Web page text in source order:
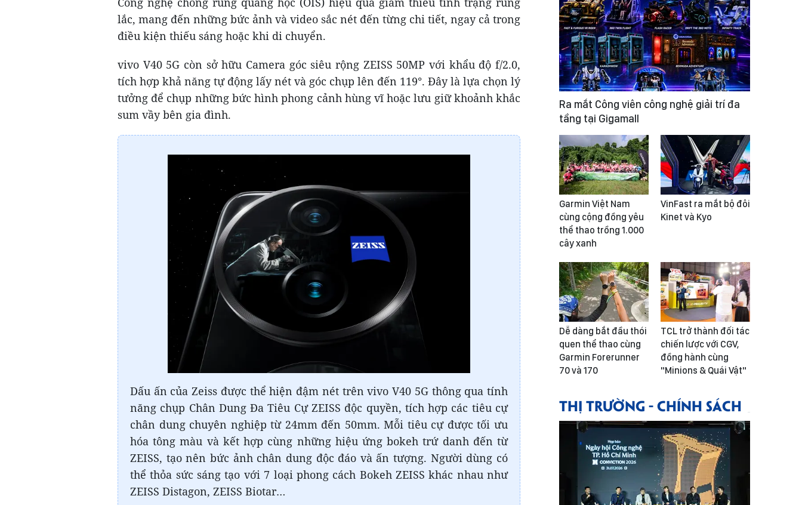
lắc, mang đến những bức ảnh và video sắc nét đến từng chi tiết, ngay cả trong
điều kiện thiếu sáng hoặc khi di chuyển.
vivo V40 5G còn sở hữu Camera góc siêu rộng ZEISS 50MP với khẩu độ f/2.0,
tích hợp khả năng tự động lấy nét và góc chụp lên đến 119°. Đây là lựa chọn lý
tưởng để chụp những bức hình phong cảnh hùng vĩ hoặc lưu giữ khoảnh khắc
sum vầy bên gia đình.
Dấu ấn của Zeiss được thể hiện đậm nét trên vivo V40 5G thông qua tính
năng chụp Chân Dung Đa Tiêu Cự ZEISS độc quyền, tích hợp các tiêu cự
chân dung chuyên nghiệp từ 24mm đến 50mm. Mỗi tiêu cự được tối ưu
hóa tông màu và kết hợp cùng những hiệu ứng bokeh trứ danh đến từ
ZEISS, tạo nên bức ảnh chân dung độc đáo và ấn tượng. Người dùng có
thể thỏa sức sáng tạo với 7 loại phong cách Bokeh ZEISS khác nhau như
ZEISS Distagon, ZEISS Biotar…
Ra mắt Công viên công nghệ giải trí đa
tầng tại Gigamall
Garmin Việt Nam
cùng cộng đồng yêu
thể thao trồng 1.000
cây xanh
VinFast ra mắt bộ đôi
Kinet và Kyo
Dễ dàng bắt đầu thói
quen thể thao cùng
Garmin Forerunner
70 và 170
TCL trở thành đối tác
chiến lược với CGV,
đồng hành cùng
"Minions & Quái Vật"
THỊ TRƯỜNG - CHÍNH SÁCH